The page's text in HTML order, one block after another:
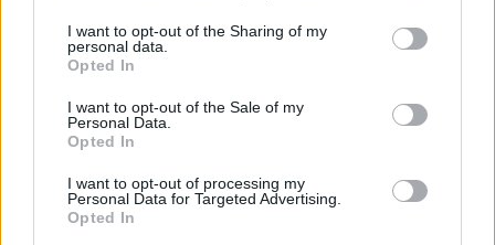
not limited to your visit or usage behaviour. You may click to
grant or deny consent to Google and its third-party tags to
use your data for below specified purposes in below Google
consent section.
I want to opt-out of the Sharing of my
personal data.
Opted In
I want to opt-out of the Sale of my
Personal Data.
Opted In
I want to opt-out of processing my
Personal Data for Targeted Advertising.
Opted In
Mehrheit der Regierungsanhänger sie ablehnt.
Ungarn klammert sich an den Mythos des billigen
Durchschnitt
Zusammenfassend lässt sich sagen, dass sich die ungarische
Gesellschaft in einer Situation befindet, in der die